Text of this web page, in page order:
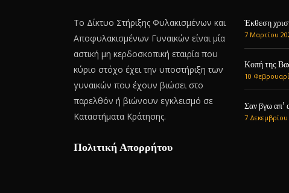
Το Δίκτυο Στήριξης Φυλακισμένων και
Αποφυλακισμένων Γυναικών είναι μία
αστική μη κερδοσκοπική εταιρία που
κύριο στόχο έχει την υποστήριξη των
γυναικών που έχουν βιώσει στο
παρελθόν ή βιώνουν εγκλεισμό σε
Καταστήματα Κράτησης.
Πολιτική Απορρήτου
Έκθεση
7 Μαρτίου
Κοπή της
10
Σαν βγω απ’
7 Δεκεμβρίου